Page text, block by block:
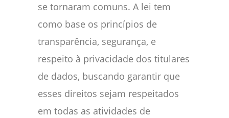
se tornaram comuns. A lei tem
como base os princípios de
transparência, segurança, e
respeito à privacidade dos titulares
de dados, buscando garantir que
esses direitos sejam respeitados
em todas as atividades de